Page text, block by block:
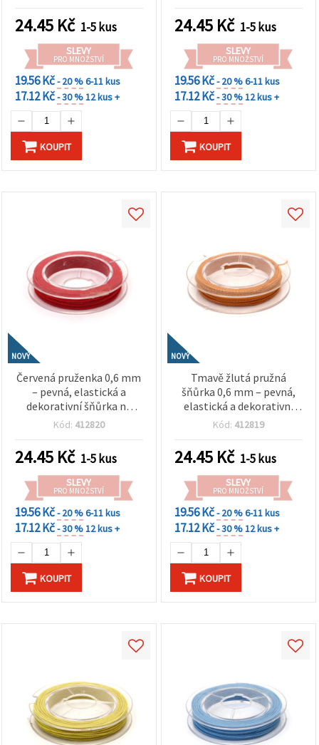
24.45 Kč 1-5 kus
SLEVY
PRO MNOŽSTVÍ
19.56 Kč- 20 %6-11 kus
17.12 Kč- 30 %12 kus +
KOUPIT
24.45 Kč 1-5 kus
SLEVY
PRO MNOŽSTVÍ
19.56 Kč- 20 %6-11 kus
17.12 Kč- 30 %12 kus +
KOUPIT
NOVÝ
Červená pruženka 0,6 mm
– pevná, elastická a
dekorativní šňůrka na
tvoření, role cca 10 m
Kód: 412820
24.45 Kč 1-5 kus
SLEVY
PRO MNOŽSTVÍ
19.56 Kč- 20 %6-11 kus
17.12 Kč- 30 %12 kus +
KOUPIT
NOVÝ
Tmavě žlutá pružná
šňůrka 0,6 mm – pevná,
elastická a dekorativní
šňůra na tvoření, cca 10 m
Kód: 412819
24.45 Kč 1-5 kus
SLEVY
PRO MNOŽSTVÍ
19.56 Kč- 20 %6-11 kus
17.12 Kč- 30 %12 kus +
KOUPIT